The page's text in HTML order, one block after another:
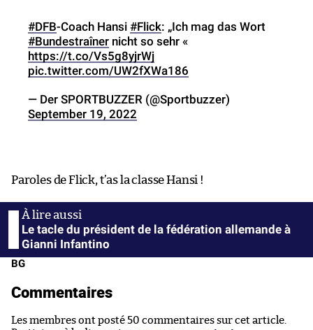
#DFB-Coach Hansi #Flick: „Ich mag das Wort
#Bundestraîner nicht so sehr «
https://t.co/Vs5g8yjrWj
pic.twitter.com/UW2fXWa186
— Der SPORTBUZZER (@Sportbuzzer)
September 19, 2022
Paroles de Flick, t’as la classe Hansi !
Le tacle du président de la fédération allemande à
Gianni Infantino
BG
Commentaires
Les membres ont posté 50 commentaires sur cet article.